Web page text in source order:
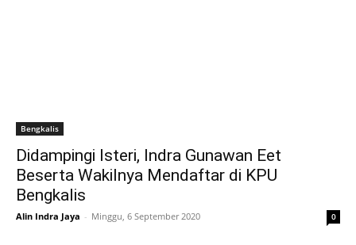
Bengkalis
Didampingi Isteri, Indra Gunawan Eet
Beserta Wakilnya Mendaftar di KPU
Bengkalis
Alin Indra Jaya - Minggu, 6 September 2020 0